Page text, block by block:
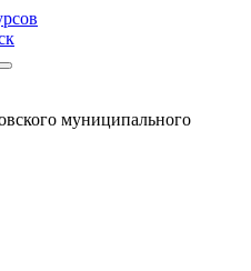
муниципального